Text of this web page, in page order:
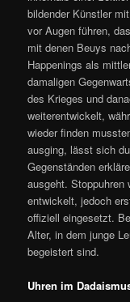
bildender Künstler
vor Augen führen,
mit denen Beuys
Happenings als
damaligen
des Krieges und
weiterentwickelt,
wieder finden
ausging, lässt sich
Gegenständen
ausgeht. Stoppuhren
entwickelt, jedoch
offiziell eingesetzt.
Alter, in dem junge
begeistert sind.
Uhren im